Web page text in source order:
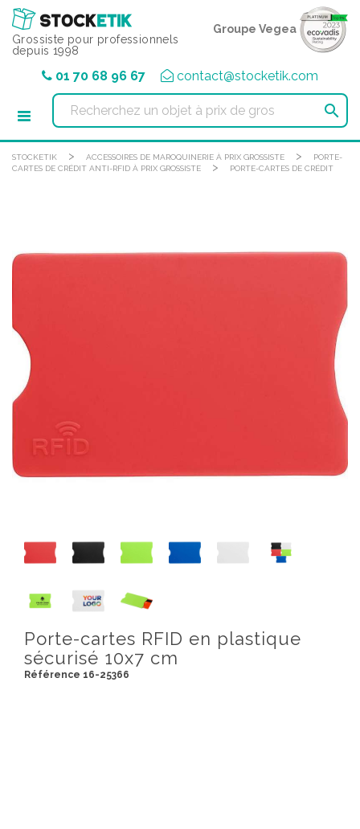
Grossiste pour professionnels
depuis 1998
Groupe Vegea
01 70 68 96 67 contact@stocketik.com

STOCKETIK > ACCESSOIRES DE MAROQUINERIE À PRIX GROSSISTE >
PORTE-
CARTES DE CRÉDIT ANTI-RFID À PRIX GROSSISTE
> PORTE-CARTES DE CRÉDIT
Porte-cartes RFID en plastique
sécurisé 10x7 cm
Référence 16-25366
Panneau de gestion des cookies